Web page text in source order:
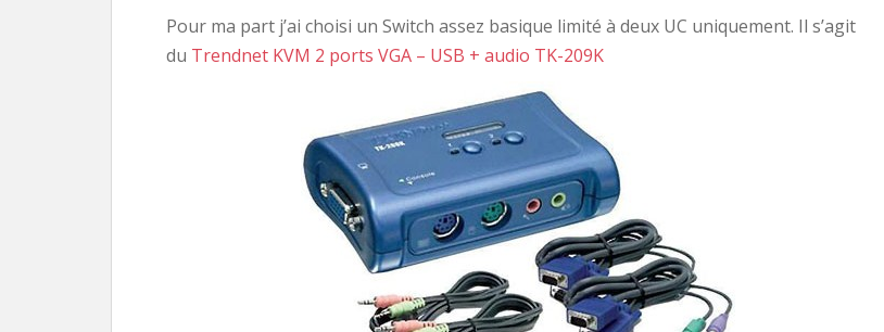
Pour ma part j’ai choisi un Switch assez basique limité à deux UC uniquement. Il s’agit
du Trendnet KVM 2 ports VGA – USB + audio TK-209K